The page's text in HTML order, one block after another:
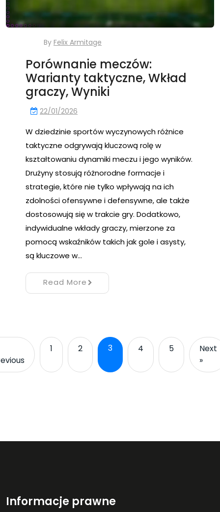
By Felix Armitage
Porównanie meczów:
Warianty taktyczne, Wkład
graczy, Wyniki
22/01/2026
W dziedzinie sportów wyczynowych różnice
taktyczne odgrywają kluczową rolę w
kształtowaniu dynamiki meczu i jego wyników.
Drużyny stosują różnorodne formacje i
strategie, które nie tylko wpływają na ich
zdolności ofensywne i defensywne, ale także
dostosowują się w trakcie gry. Dodatkowo,
indywidualne wkłady graczy, mierzone za
pomocą wskaźników takich jak gole i asysty,
są kluczowe w…
Read More
1 2 3 4 5
Next
»
Informacje prawne